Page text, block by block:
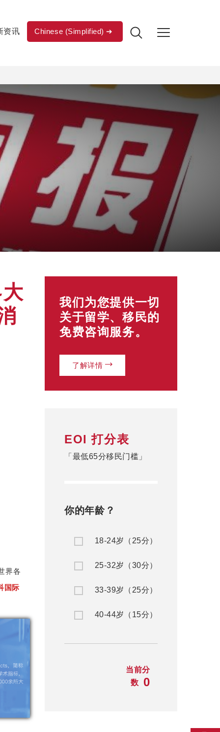
资讯 Chinese (Simplified)
界各
国际
我们为您提供一切
关于留学、移民的
免费咨询服务。
了解详情
EOI 打分表
「最低65分移民门槛」
你的年龄？
18-24岁（25分）
25-32岁（30分）
33-39岁（25分）
40-44岁（15分）
当前分
数
0